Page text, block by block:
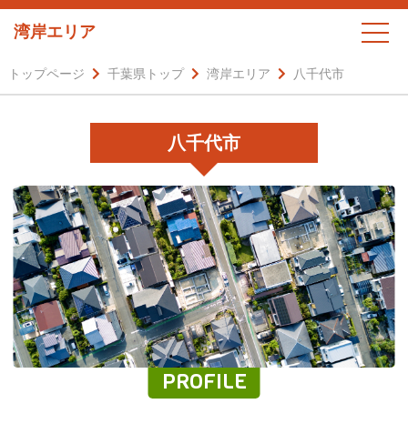
湾岸エリア
トップページ 千葉県トップ 湾岸エリア 八千代市
八千代市
PROFILE